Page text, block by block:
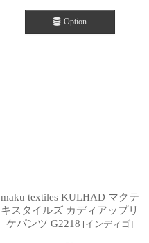
Option
maku textiles KULHAD マクテ
キスタイルズ カディアップリ
ケパンツ G2218 [インディゴ]